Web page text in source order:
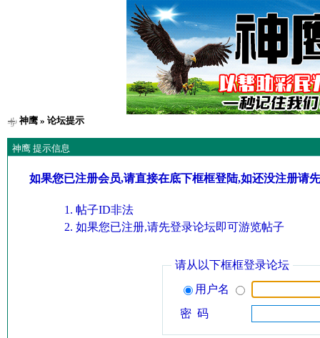
神鹰» 论坛提示
神鹰 提示信息
如果您已注册会员,请直接在底下框框登陆,如还没注册请
帖子ID非法
如果您已注册,请先登录论坛即可游览帖子
请从以下框框登录论坛
用户名
密 码